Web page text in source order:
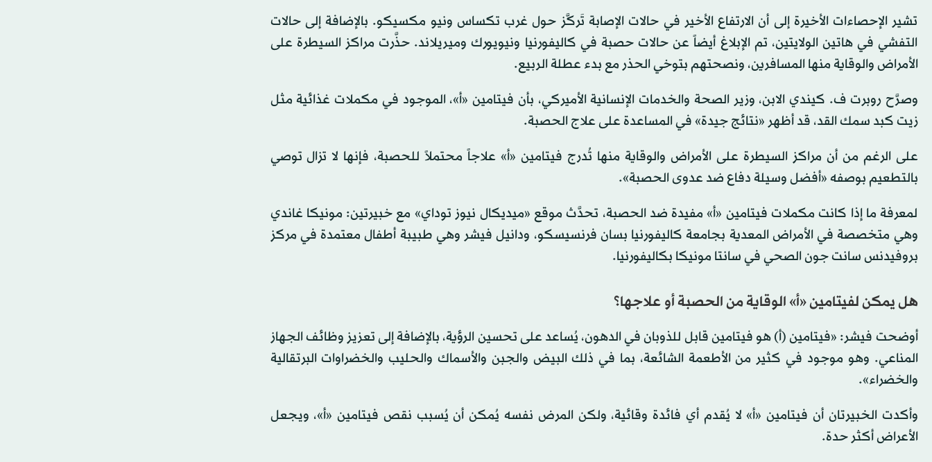
تشير الإحصاءات الأخيرة إلى أن الارتفاع الأخير في حالات الإصابة تَركَّز حول غرب تكساس ونيو مكسيكو. بالإضافة إلى حالات
التفشي في هاتين الولايتين، تم الإبلاغ أيضاً عن حالات حصبة في كاليفورنيا ونيويورك وميريلاند. حذَّرت مراكز السيطرة على
الأمراض والوقاية منها المسافرين، ونصحتهم بتوخي الحذر مع بدء عطلة الربيع.
وصرَّح روبرت ف. كيندي الابن، وزير الصحة والخدمات الإنسانية الأميركي، بأن فيتامين «أ»، الموجود في مكملات غذائية مثل
زيت كبد سمك القد، قد أظهر «نتائج جيدة» في المساعدة على علاج الحصبة.
على الرغم من أن مراكز السيطرة على الأمراض والوقاية منها تُدرج فيتامين «أ» علاجاً محتملاً للحصبة، فإنها لا تزال توصي
بالتطعيم بوصفه «أفضل وسيلة دفاع ضد عدوى الحصبة».
لمعرفة ما إذا كانت مكملات فيتامين «أ» مفيدة ضد الحصبة، تحدَّث موقع «ميديكال نيوز توداي» مع خبيرتين: مونيكا غاندي
وهي متخصصة في الأمراض المعدية بجامعة كاليفورنيا بسان فرنسيسكو، ودانيل فيشر وهي طبيبة أطفال معتمدة في مركز
بروفيدنس سانت جون الصحي في سانتا مونيكا بكاليفورنيا.
هل يمكن لفيتامين «أ» الوقاية من الحصبة أو علاجها؟
أوضحت فيشر: «فيتامين (أ) هو فيتامين قابل للذوبان في الدهون، يُساعد على تحسين الرؤية، بالإضافة إلى تعزيز وظائف الجهاز
المناعي. وهو موجود في كثير من الأطعمة الشائعة، بما في ذلك البيض والجبن والأسماك والحليب والخضراوات البرتقالية
والخضراء».
وأكدت الخبيرتان أن فيتامين «أ» لا يُقدم أي فائدة وقائية، ولكن المرض نفسه يُمكن أن يُسبب نقص فيتامين «أ»، ويجعل
الأعراض أكثر حدة.